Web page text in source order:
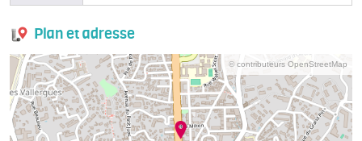
Plan et adresse
© contributeurs OpenStreetMap